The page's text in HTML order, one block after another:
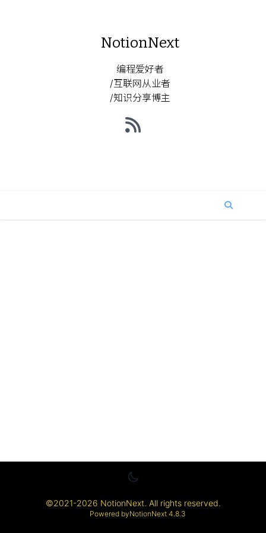
NotionNext
编程爱好者
/互联网从业者
/知识分享博主
©2021-2026 NotionNext. All rights reserved.
Powered byNotionNext 4.8.3